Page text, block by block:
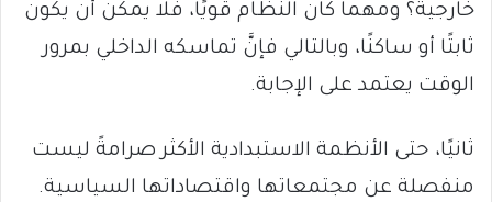
خارجية؟ ومهما كان النظام قويًا، فلا يمكن أن يكون
ثابتًا أو ساكنًا، وبالتالي فإنَّ تماسكه الداخلي بمرور
الوقت يعتمد على الإجابة.
ثانيًا، حتى الأنظمة الاستبدادية الأكثر صرامةً ليست
منفصلة عن مجتمعاتها واقتصاداتها السياسية.